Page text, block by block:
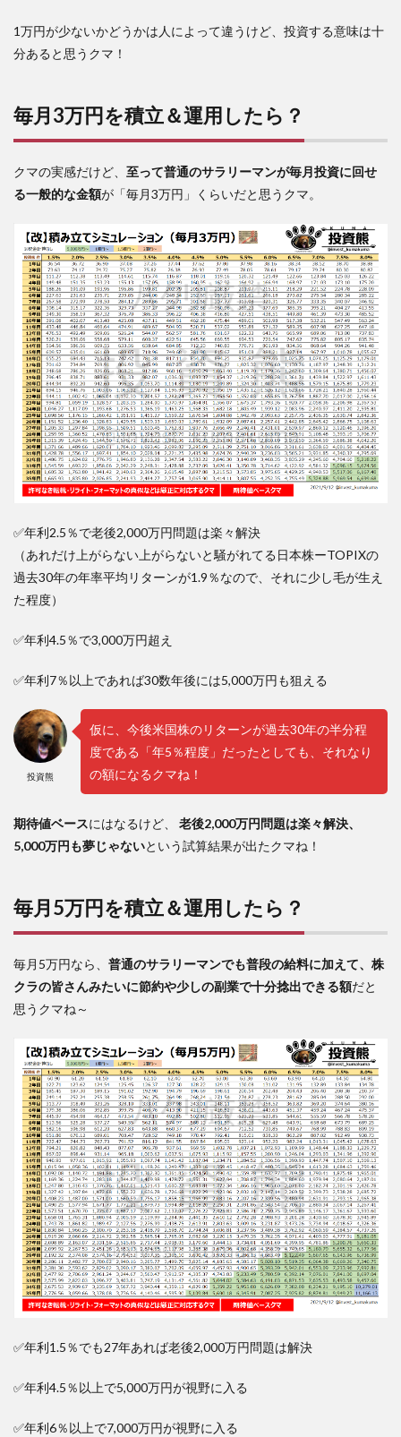
1万円が少ないかどうかは人によって違うけど、投資する意味は十
分あると思うクマ！
毎月3万円を積立＆運用したら？
クマの実感だけど、 至って普通のサラリーマンが毎月投資に回せ
る一般的な金額が「毎月3万円」くらいだと思うクマ。
✅年利2.5％で老後2,000万円問題は楽々解決
（あれだけ上がらない上がらないと騒がれてる日本株ーTOPIXの
過去30年の年率平均リターンが1.9％なので、それに少し毛が生え
た程度）
✅年利4.5％で3,000万円超え
✅年利7％以上であれば30数年後には5,000万円も狙える
投資熊
仮に、今後米国株のリターンが過去30年の半分程
度である「年5％程度」だったとしても、それなり
の額になるクマね！
期待値ベースにはなるけど、 老後2,000万円問題は楽々解決、
5,000万円も夢じゃないという試算結果が出たクマね！
毎月5万円を積立＆運用したら？
毎月5万円なら、 普通のサラリーマンでも普段の給料に加えて、株
クラの皆さんみたいに節約や少しの副業で十分捻出できる額だと
思うクマね～
✅年利1.5％でも27年あれば老後2,000万円問題は解決
✅年利4.5％以上で5,000万円が視野に入る
✅年利6％以上で7,000万円が視野に入る